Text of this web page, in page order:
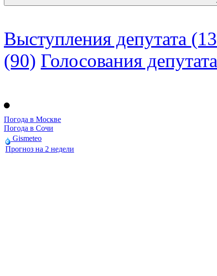
Выступления депутата
(90) Голосования депутата
Погода в Москве
Погода в Сочи
Gismeteo
Прогноз на 2 недели